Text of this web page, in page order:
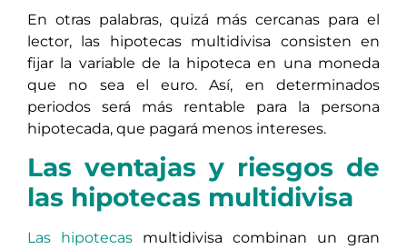
En otras palabras, quizá más cercanas para el
lector, las hipotecas multidivisa consisten en
fijar la variable de la hipoteca en una moneda
que no sea el euro. Así, en determinados
periodos será más rentable para la persona
hipotecada, que pagará menos intereses.
Las ventajas y riesgos de
las hipotecas multidivisa
Las hipotecas multidivisa combinan un gran